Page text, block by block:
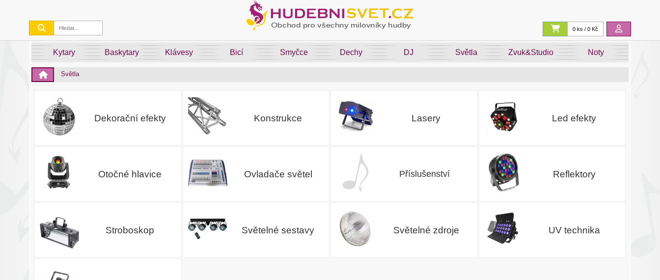
0 ks / 0 Kč
Kytary Baskytary Klávesy Bicí Smyčce Dechy DJ Světla Zvuk&Studio Noty
Světla
Dekorační efekty Konstrukce Lasery Led efekty
Otočné hlavice Ovladače světel Příslušenství Reflektory
Stroboskop Světelné sestavy Světelné zdroje UV technika